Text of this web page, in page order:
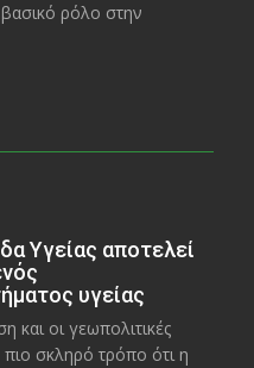
βασικό ρόλο στην
Υγείας αποτελεί
υγείας
και οι γεωπολιτικές
πιο σκληρό τρόπο ότι η